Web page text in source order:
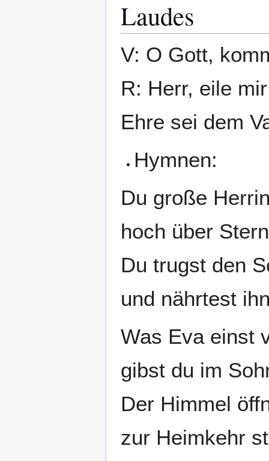
Laudes
V: O Gott,
R: Herr, eile
Ehre sei dem
Hymnen:
Du große
hoch über
Du trugst den
und nährtest
Was Eva einst
gibst du im
Der Himmel
zur Heimkehr